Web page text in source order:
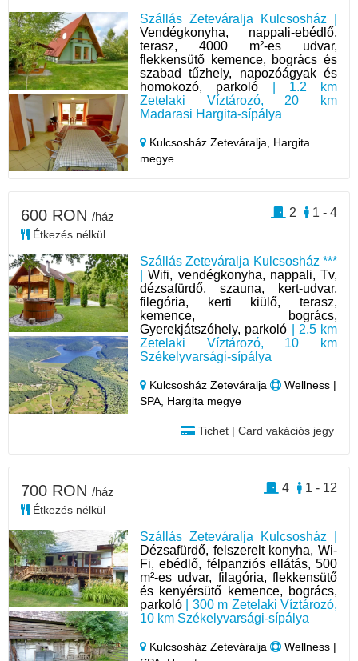
Szállás Zeteváralja Kulcsosház |
Vendégkonyha, nappali-ebédlő,
terasz, 4000 m²-es udvar,
flekkensütő kemence, bogrács és
szabad tűzhely, napozóágyak és
homokozó, parkoló | 1.2 km
Zetelaki Víztározó, 20 km
Madarasi Hargita-sípálya
Kulcsosház Zeteváralja, Hargita
megye
Szállás Zeteváralja Kulcsosház ***
|Wifi, vendégkonyha, nappali, Tv,
dézsafürdő, szauna, kert-udvar,
filegória, kerti kiülő, terasz,
kemence, bogrács,
Gyerekjátszóhely, parkoló | 2,5 km
Zetelaki Víztározó, 10 km
Székelyvarsági-sípálya
Kulcsosház Zeteváralja
Wellness |
SPA, Hargita megye
Tichet | Card vakációs jegy
600 RON /ház
Étkezés nélkül
1 - 4
2
Szállás Zeteváralja Kulcsosház |
Dézsafürdő, felszerelt konyha, Wi-
Fi, ebédlő, félpanziós ellátás, 500
m²-es udvar, filagória, flekkensütő
és kenyérsütő kemence, bogrács,
parkoló | 300 m Zetelaki Víztározó,
10 km Székelyvarsági-sípálya
Kulcsosház Zeteváralja
Wellness |
700 RON /ház
Étkezés nélkül
1 - 12
4